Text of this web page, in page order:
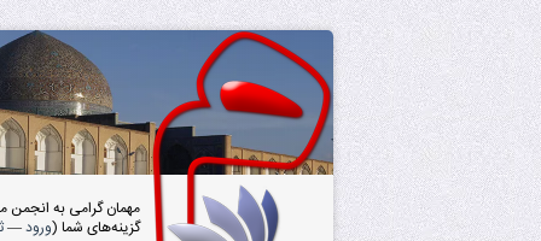
مهمان گرامی به انجمن
گزینه‌های شما (ورود—